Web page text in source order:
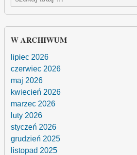
W ARCHIWUM
lipiec 2026
czerwiec 2026
maj 2026
kwiecień 2026
marzec 2026
luty 2026
styczeń 2026
grudzień 2025
listopad 2025